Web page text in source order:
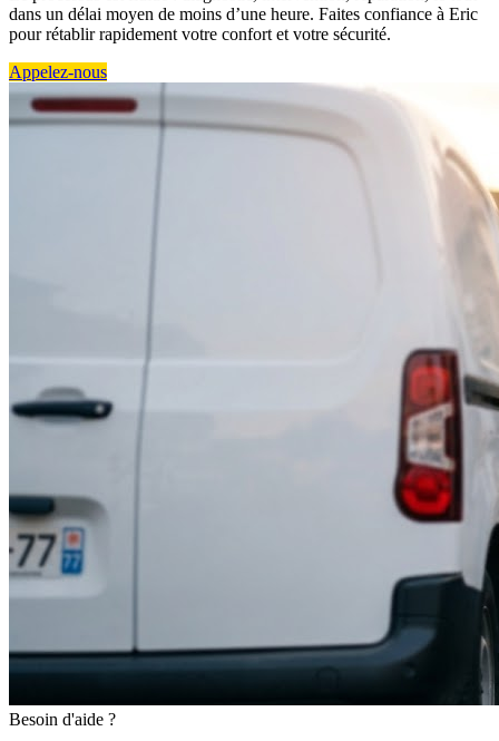
dans un délai moyen de moins d’une heure. Faites confiance à Eric
pour rétablir rapidement votre confort et votre sécurité.
Appelez-nous
Besoin d'aide ?